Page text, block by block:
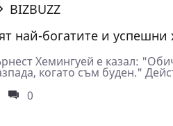
BIZBUZZ
най-богатите и успешни
Хемингуей е казал:
когато съм буден."
0